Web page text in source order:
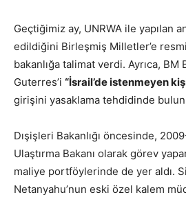
Geçtiğimiz ay, UNRWA ile yapılan
edildiğini Birleşmiş Milletler’e
bakanlığa talimat verdi. Ayrıca, BM
Guterres’i “İsrail’de istenmeyen
girişini yasaklama tehdidinde
Dışişleri Bakanlığı öncesinde,
Ulaştırma Bakanı olarak görev
maliye portföylerinde de yer aldı.
Netanyahu’nun eski özel kalem